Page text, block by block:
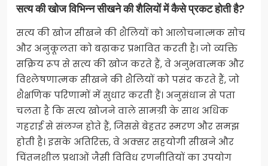
सत्य की खोज विभिन्न सीखने की शैलियों में कैसे प्रकट होती है?
सत्य की खोज सीखने की शैलियों को आलोचनात्मक सोच
और अनुकूलता को बढ़ाकर प्रभावित करती है। जो व्यक्ति
सक्रिय रूप से सत्य की खोज करते हैं, वे अनुभवात्मक और
विश्लेषणात्मक सीखने की शैलियों को पसंद करते हैं, जो
शैक्षणिक परिणामों में सुधार करती हैं। अनुसंधान से पता
चलता है कि सत्य खोजने वाले सामग्री के साथ अधिक
गहराई से संलग्न होते हैं, जिससे बेहतर स्मरण और समझ
होती है। इसके अतिरिक्त, वे अक्सर सहयोगी सीखने और
चिंतनशील प्रथाओं जैसी विविध रणनीतियों का उपयोग